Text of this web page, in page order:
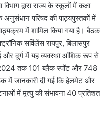
द्वारा राज्य के स्कूलों में कक्षा
परिषद की पाठ्यपुस्तकों में
में शामिल किया गया है। बैठक
सर्विलेंस रायपुर, बिलासपुर
और दुर्ग में यह व्यवस्था आंशिक रूप से
तक 101 ब्लैक स्पॉट और 748
में जानकारी दी गई कि हेलमेट और
में मृत्यु की संभावना 40 प्रतिशत